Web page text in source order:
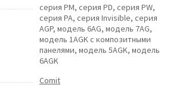
серия PM, серия PD, серия PW,
серия PA, серия Invisible, серия
AGP, модель 6AG, модель 7AG,
модель 1AGK с композитными
панелями, модель 5AGK, модель
6AGK
Comit